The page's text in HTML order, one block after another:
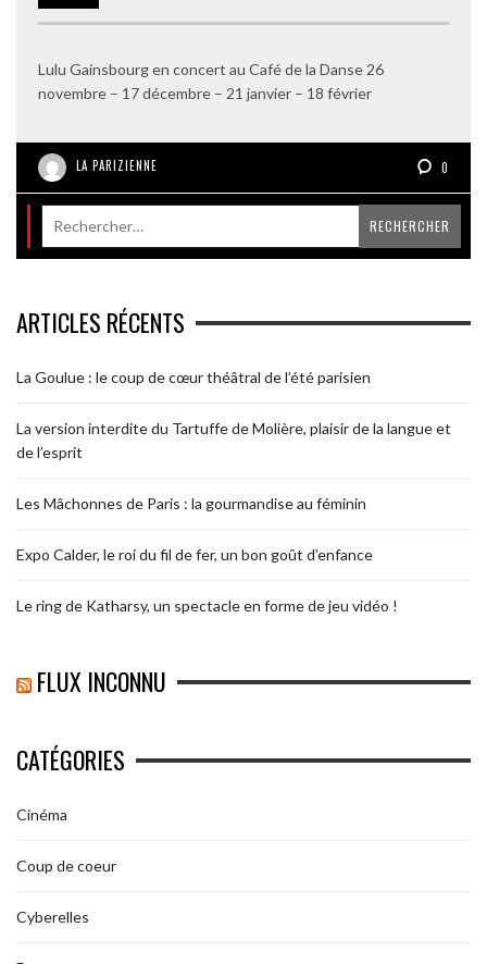
Lulu Gainsbourg en concert au Café de la Danse 26
novembre – 17 décembre – 21 janvier – 18 février
LA PARIZIENNE 0
ARTICLES RÉCENTS
La Goulue : le coup de cœur théâtral de l’été parisien
La version interdite du Tartuffe de Molière, plaisir de la langue et
de l’esprit
Les Mâchonnes de Paris : la gourmandise au féminin
Expo Calder, le roi du fil de fer, un bon goût d’enfance
Le ring de Katharsy, un spectacle en forme de jeu vidéo !
FLUX INCONNU
CATÉGORIES
Cinéma
Coup de coeur
Cyberelles